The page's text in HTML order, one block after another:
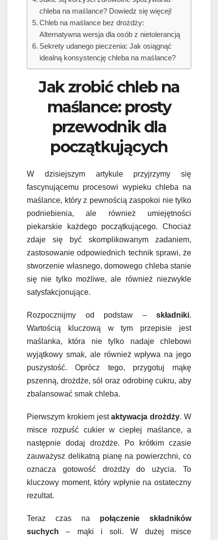
chleba na maślance? Dowiedz się więcej!
Chleb na maślance bez drożdży:
Alternatywna wersja dla osób z nietolerancją
Sekrety udanego pieczenia: Jak osiągnąć
idealną konsystencję chleba na maślance?
Jak zrobić chleb na
maślance: prosty
przewodnik dla
początkujących
W dzisiejszym artykule przyjrzymy się
fascynującemu procesowi wypieku chleba na
maślance, który z pewnością zaspokoi nie tylko
podniebienia, ale również umiejętności
piekarskie każdego początkującego. Chociaż
zdaje się być skomplikowanym zadaniem,
zastosowanie odpowiednich technik sprawi, że
stworzenie własnego, domowego chleba stanie
się nie tylko możliwe, ale również niezwykle
satysfakcjonujące.
Rozpocznijmy od podstaw – składniki.
Wartością kluczową w tym przepisie jest
maślanka, która nie tylko nadaje chlebowi
wyjątkowy smak, ale również wpływa na jego
puszystość. Oprócz tego, przygotuj mąkę
pszenną, drożdże, sól oraz odrobinę cukru, aby
zbalansować smak chleba.
Pierwszym krokiem jestaktywacja drożdży. W
misce rozpuść cukier w ciepłej maślance, a
następnie dodaj drożdże. Po krótkim czasie
zauważysz delikatną pianę na powierzchni, co
oznacza gotowość drożdży do użycia. To
kluczowy moment, który wpłynie na ostateczny
rezultat.
Teraz czas na połączenie składników
suchych – mąki i soli. W dużej misce